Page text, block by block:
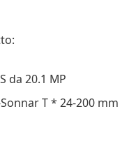
da 20.1 MP
T * 24-200 mm